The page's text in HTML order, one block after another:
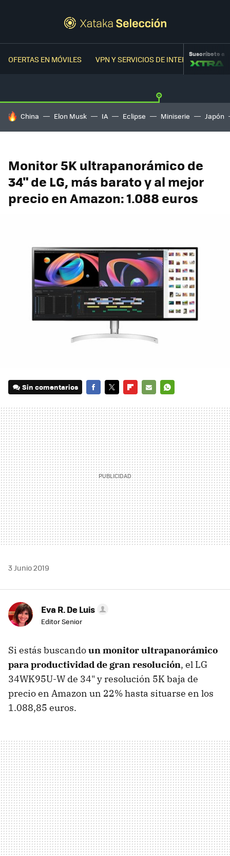
OFERTAS EN MÓVILES VPN Y SERVICIOS DE INTERNETSuscríbete a
HOY SE HABLA DE
China Elon Musk IA Eclipse Miniserie Japón
Monitor 5K ultrapanorámico de
34" de LG, más barato y al mejor
precio en Amazon: 1.088 euros
Sin comentarios
MAIL
3 Junio 2019
Eva R. De Luis
Editor Senior
Si estás buscandoun monitor ultrapanorámico
para productividad de gran resolución, el LG
34WK95U-W de 34" y resolución 5K baja de
precio en Amazon un 22% hasta situarse en los
1.088,85 euros.